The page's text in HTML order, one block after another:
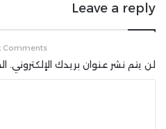
الأمر جنوني!
للألعاب، أنا
الألعاب والرياضات
Leave a reply
Comments
لن يتم نشر عنوان بريدك الإلكتروني.